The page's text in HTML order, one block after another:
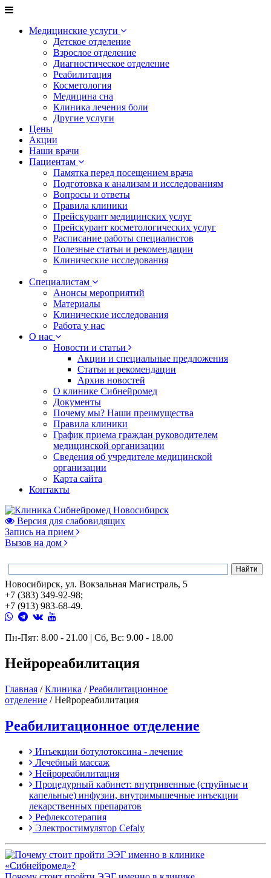
Медицинские услуги
Детское отделение
Взрослое отделение
Диагностическое отделение
Реабилитация
Косметология
Медицина сна
Клиника лечения боли
Другие услуги
Цены
Акции
Наши врачи
Пациентам
Памятка перед посещением врача
Подготовка к анализам и исследованиям
Вопросы и ответы
Правила клиники
Прейскурант медицинских услуг
Прейскурант косметологических услуг
Расписание работы специалистов
Полезные статьи и рекомендации
Клинические исследования
Специалистам
Анонсы мероприятий
Материалы
Клинические исследования
Работа у нас
О нас
Новости и статьи
Акции и специальные предложения
Статьи и рекомендации
Архив новостей
О клинике Сибнейромед
Документы
Почему мы? Наши преимущества
Правила клиники
График приема граждан руководителем
медицинской организации
Сведения об учредителе медицинской
организации
Карта сайта
Контакты
Версия для слабовидящих
Запись на прием
Вызов на дом
Новосибирск, ул. Вокзальная Магистраль, 5
+7 (383) 349-92-98;
+7 (913) 983-68-49.
Пн-Пят: 8.00 - 21.00 | Сб, Вс: 9.00 - 18.00
Нейрореабилитация
Главная /Клиника /Реабилитационное
отделение /Нейрореабилитация
Реабилитационное отделение
Инъекции ботулотоксина - лечение
Лечебный массаж
Нейрореабилитация
Процедурный кабинет: внутривенные (струйные и
капельные) инфузии, внутримышечные инъекции
лекарственных препаратов
Рефлексотерапия
Электростимулятор Cefaly